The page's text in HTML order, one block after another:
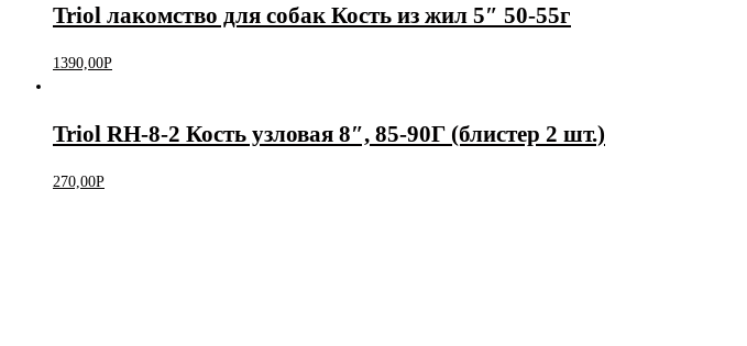
Triol лакомство для собак Кость из жил 5″ 50-55г
1390,00Р
Triol RH-8-2 Кость узловая 8″, 85-90Г (блистер 2 шт.)
270,00Р